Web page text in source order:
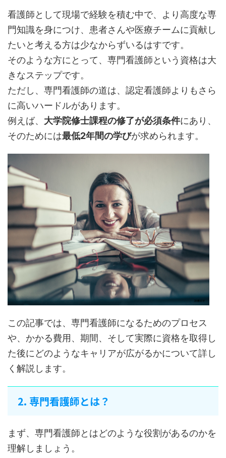
看護師として現場​​で経験を積む中で、より高度な専
門知識を身につけ、患者さんや医療チームに貢献し
たいと考える方は少なからずいるはすです。
そのような方にとって、専門看護師という資格は大
きなステップです。
ただし、専門看護師の道は、認定看護師よりもさら
に高いハードルがあります。
例えば、 大学院修士課程の修了が必須条件にあり、
そのためには最低2年間の学びが求められます。
この記事では、専門看護師になるためのプロセス
や、かかる費用、期間、そして実際に資格を取得し
た後にどのようなキャリアが広がるかについて詳し
く解説します。
2. 専門看護師とは？
まず、専門看護師とはどのような役割があるのか​​を
理解しましょう。